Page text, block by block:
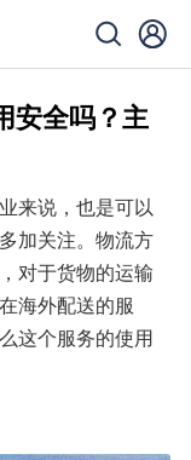
安全吗？主
来说，也是可以
加关注。物流方
对于货物的运输
海外配送的服
这个服务的使用